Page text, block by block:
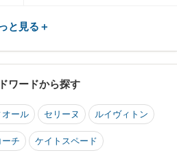
と見る＋
ワードから探す
オール セリーヌ ルイヴィトン
ーチ ケイトスペード